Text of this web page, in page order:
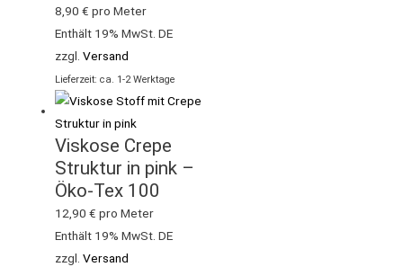
8,90€ pro Meter
Enthält 19% MwSt. DE
zzgl.Versand
Lieferzeit: ca. 1-2 Werktage
Viskose Crepe
Struktur in pink –
Öko-Tex 100
12,90€ pro Meter
Enthält 19% MwSt. DE
zzgl.Versand